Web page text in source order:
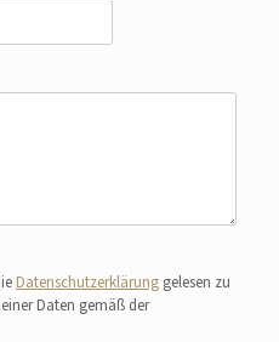
Datenschutzerklärung gelesen zu
Daten gemäß der